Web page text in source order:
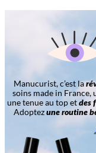
Manucurist, c’est la
soins made in France,
une tenue au top etdes
Adoptezune routine